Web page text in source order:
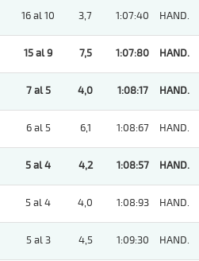
16 al 10 3,7 1:07:40 HAND.
15 al 9 7,5 1:07:80 HAND.
7 al 5 4,0 1:08:17 HAND.
6 al 5 6,1 1:08:67 HAND.
5 al 4 4,2 1:08:57 HAND.
5 al 4 4,0 1:08:93 HAND.
5 al 3 4,5 1:09:30 HAND.